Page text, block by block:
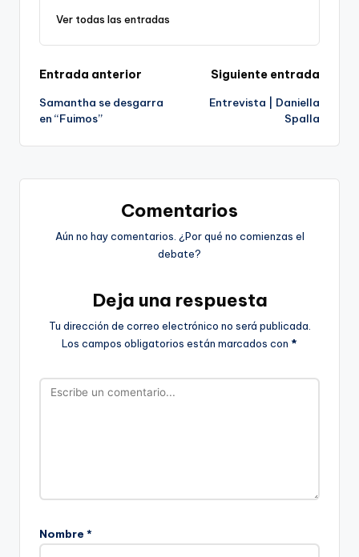
Ver todas las entradas
Navegación
de
entradas
Entrada anterior
Samantha se desgarra
en “Fuimos”
Siguiente entrada
Entrevista | Daniella
Spalla
Comentarios
Aún no hay comentarios. ¿Por qué no comienzas el
debate?
Deja una respuesta
Tu dirección de correo electrónico no será publicada.
Los campos obligatorios están marcados con *
Nombre *